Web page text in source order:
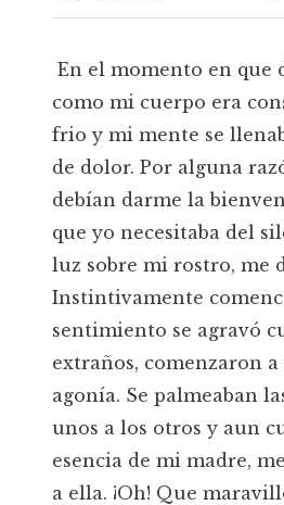
En el momento en que
como mi cuerpo era
frio y mi mente se
de dolor. Por alguna
debían darme la
que yo necesitaba del
luz sobre mi rostro, me
Instintivamente
sentimiento se agravó
extraños, comenzaron
agonía. Se palmeaban
unos a los otros y aun
esencia de mi madre,
a ella. ¡Oh! Que